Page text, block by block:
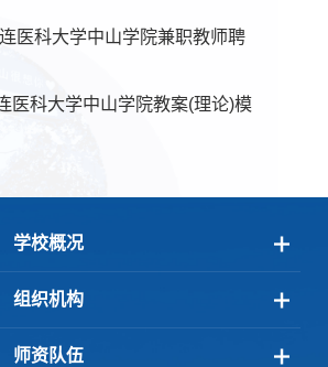
医科大学中山学院兼职教师聘
医科大学中山学院教案(理论)模
学校概况
组织机构
师资队伍